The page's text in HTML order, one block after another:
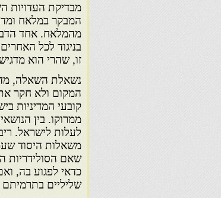
מבדיקת העדויות
המבקר במלאח
מהמלאח. אחד
בניגוד לכל
זו, שהרי הוא
נשאלת השאלה,
המקום ולא חקר
קובעי המדיניות
ממרוקו. בין
לעלות לישראל.
משאלות היסוד
שאם הסולידריות
כדאי לפגוע בה,
שליליים בתרמיתם